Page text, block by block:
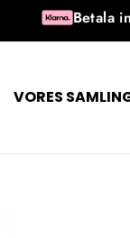
Betala
VORES